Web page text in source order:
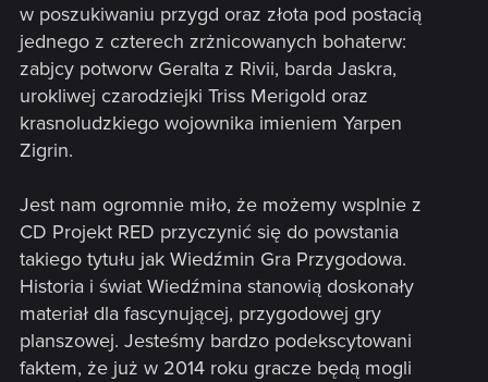
w poszukiwaniu przygd oraz złota pod postacią
jednego z czterech zrżnicowanych bohaterw:
zabjcy potworw Geralta z Rivii, barda Jaskra,
urokliwej czarodziejki Triss Merigold oraz
krasnoludzkiego wojownika imieniem Yarpen
Zigrin.
Jest nam ogromnie miło, że możemy wsplnie z
CD Projekt RED przyczynić się do powstania
takiego tytułu jak Wiedźmin Gra Przygodowa.
Historia i świat Wiedźmina stanowią doskonały
materiał dla fascynującej, przygodowej gry
planszowej. Jesteśmy bardzo podekscytowani
faktem, że już w 2014 roku gracze będą mogli